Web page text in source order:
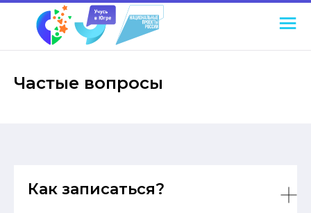
Частые вопросы
Как записаться?